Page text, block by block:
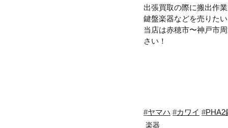
出張買取の際に搬出作
鍵盤楽器などを売りた
当店は赤穂市〜神戸市
さい！
#ヤマハ #カワイ #PHA2
楽器